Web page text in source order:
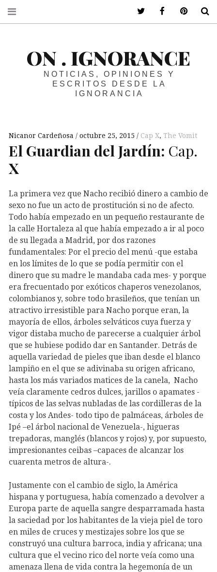
ON . IGNORANCE
NOTICIAS, OPINIONES Y
ESCRITOS DESDE LA
IGNORANCIA
Nicanor Cardeñosa octubre 25, 2015 Cap X, The Vomit
El Guardian del Jardín: Cap.
X
La primera vez que Nacho recibió dinero a cambio de
sexo no fue un acto de prostitución si no de afecto.
Todo había empezado en un pequeño restaurante de
la calle Hortaleza al que había empezado a ir al poco
de su llegada a Madrid, por dos razones
fundamentales: Por el precio del menú -que estaba
en los límites de lo que se podía permitir con el
dinero que su madre le mandaba cada mes- y porque
era frecuentado por exóticos chaperos venezolanos,
colombianos y, sobre todo brasileños, que tenían un
atractivo irresistible para Nacho porque eran, la
mayoría de ellos, árboles selváticos cuya fuerza y
vigor distaba mucho de parecerse a cualquier árbol
que se hubiese podido dar en Santander. Detrás de
aquella variedad de pieles que iban desde el blanco
lampiño en el que se adivinaba su origen africano,
hasta los más variados matices de la canela, Nacho
veía claramente cedros dulces, jarillos o apamates -
típicos de las selvas nubladas de las cordilleras de la
costa y los Andes- todo tipo de palmáceas, árboles de
Ipé –el árbol nacional de Venezuela-, higueras
trepadoras, manglés (blancos y rojos) y, por supuesto,
impresionantes ceibas –capaces de alcanzar los
cuarenta metros de altura-.
Justamente con el cambio de siglo, la América
hispana y portuguesa, había comenzado a devolver a
Europa parte de aquella sangre desparramada hasta
la saciedad por los habitantes de la vieja piel de toro
en miles de cruces y mestizajes sobre los que se
construyó una cultura barroca, india y africana; una
cultura que el vecino rico del norte veía como una
amenaza llena de vida contra la hegemonía de un
ir a mi twitterir a mi facebook
ir a mi